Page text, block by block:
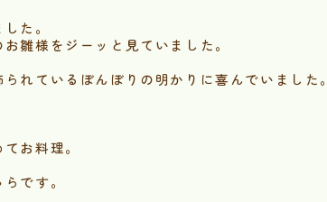
た。
雛様をジーッと見ていました。
れているぼんぼりの明かりに喜んでいました。
お料理。
です。